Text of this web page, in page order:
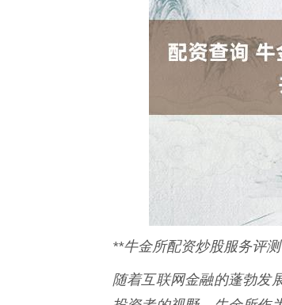
**牛金所配资炒股服务评
随着互联网金融的蓬勃发